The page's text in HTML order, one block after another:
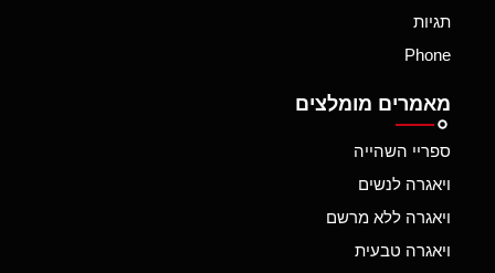
תגיות
Phone
מאמרים מומלצים
ספריי השהייה
ויאגרה לנשים
ויאגרה ללא מרשם
ויאגרה טבעית